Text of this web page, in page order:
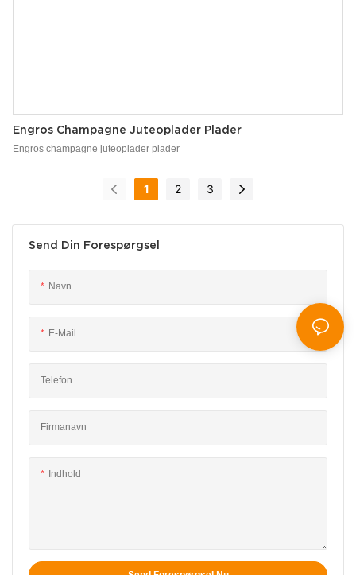
Send Din Forespørgsel
Navn
E-Mail
Telefon
Firmanavn
Indhold
Engros Champagne Juteoplader Plader
Engros champagne juteoplader plader
1 2 3